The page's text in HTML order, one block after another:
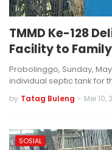
TMMD Ke-128
Facility to
Probolinggo, Sunday,
individual septic tank for
by Tatag Buleng - Mei 10,
SOSIAL